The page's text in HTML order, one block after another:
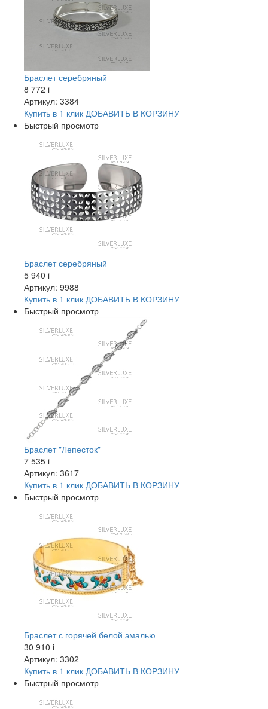
Браслет серебряный
8 772 i
Артикул: 3384
Купить в 1 клик ДОБАВИТЬ В КОРЗИНУ
Быстрый просмотр
Браслет серебряный
5 940 i
Артикул: 9988
Купить в 1 клик ДОБАВИТЬ В КОРЗИНУ
Быстрый просмотр
Браслет "Лепесток"
7 535 i
Артикул: 3617
Купить в 1 клик ДОБАВИТЬ В КОРЗИНУ
Быстрый просмотр
Браслет с горячей белой эмалью
30 910 i
Артикул: 3302
Купить в 1 клик ДОБАВИТЬ В КОРЗИНУ
Быстрый просмотр